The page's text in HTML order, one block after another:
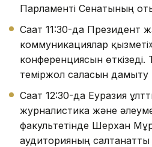
Парламенті Сенатының
Сағат 11:30-да Президент
коммуникациялар
конференциясын өткізеді.
теміржол саласын
Сағат 12:30-да Еуразия
журналистика және
факультетінде Шерхан
аудиторияның